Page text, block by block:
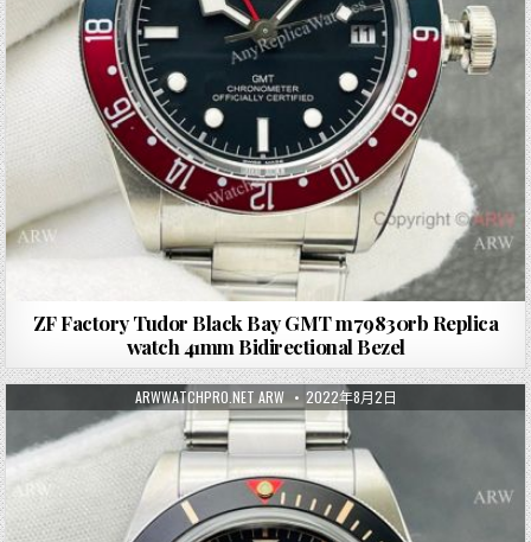
ZF Factory Tudor Black Bay GMT m79830rb Replica
watch 41mm Bidirectional Bezel
ARWWATCHPRO.NET ARW 2022年8月2日